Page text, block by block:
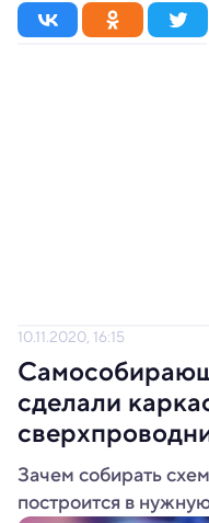
10.11.2020, 16:15
сделали
Зачем собирать
построится в